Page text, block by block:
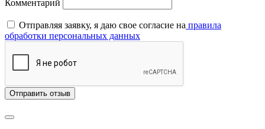
Комментарий
Отправляя заявку, я даю свое согласие на правила
обработки персональных данных
Отправить отзыв